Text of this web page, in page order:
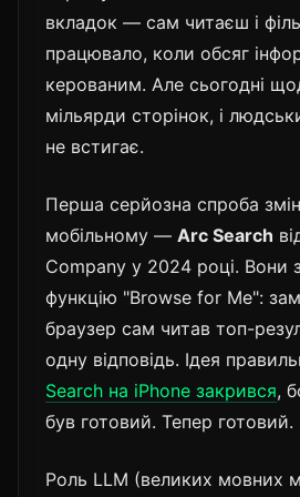
вкладок — сам читаєш і
працювало, коли обсяг
керованим. Але сьогодні
мільярди сторінок, і
не встигає.
Перша серйозна спроба
мобільному — Arc Search
Company у 2024 році. Вони
функцію "Browse for Me":
браузер сам читав топ-
одну відповідь. Ідея
Search на iPhone закрився,
був готовий. Тепер готовий.
Роль LLM (великих мовних